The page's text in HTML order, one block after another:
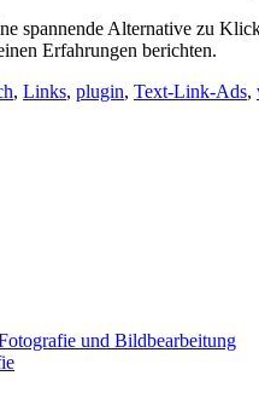
spannende Alternative zu
Erfahrungen berichten.
, Links, plugin, Text-Link-Ads,
und Bildbearbeitung